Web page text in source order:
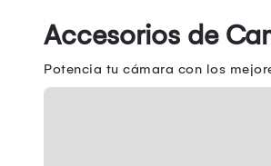
Accesorios de
Potencia tu cámara con los